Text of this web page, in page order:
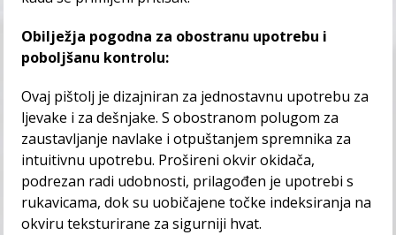
Obilježja pogodna za obostranu upotrebu i
poboljšanu kontrolu:
Ovaj pištolj je dizajniran za jednostavnu upotrebu za
ljevake i za dešnjake. S obostranom polugom za
zaustavljanje navlake i otpuštanjem spremnika za
intuitivnu upotrebu. Prošireni okvir okidača,
podrezan radi udobnosti, prilagođen je upotrebi s
rukavicama, dok su uobičajene točke indeksiranja na
okviru teksturirane za sigurniji hvat.